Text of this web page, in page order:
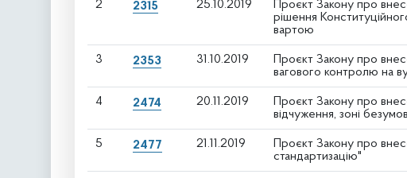
2 2315 25.10.2019
Проєкт Закону про
рішення
вартою
3 2353 31.10.2019
Проєкт Закону про
вагового контролю на
4 2474 20.11.2019
Проєкт Закону про
відчуження, зоні
5 2477 21.11.2019
Проєкт Закону про
стандартизацію"